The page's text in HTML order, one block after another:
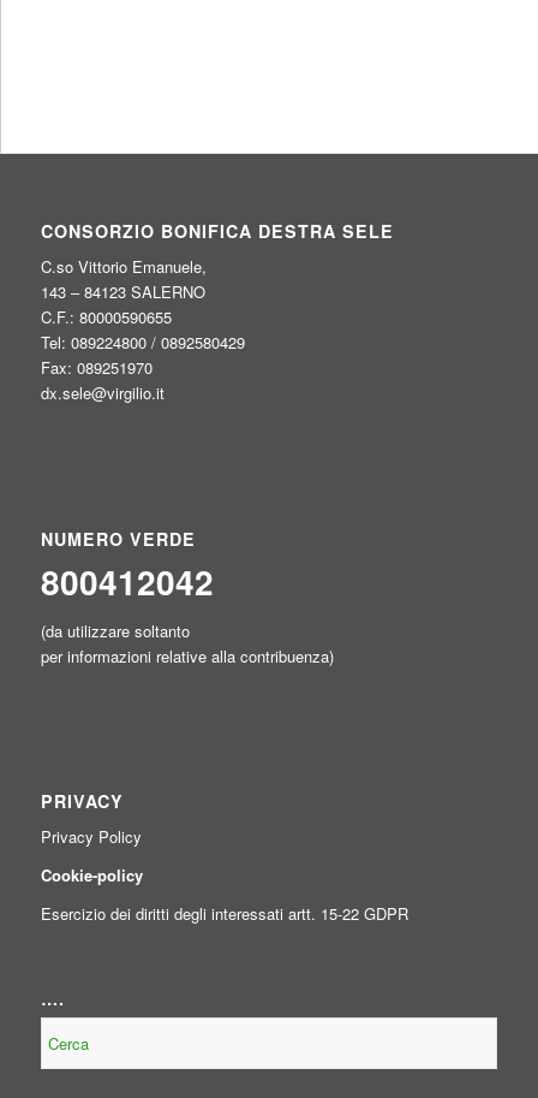
CONSORZIO BONIFICA DESTRA SELE
C.so Vittorio Emanuele,
143 – 84123 SALERNO
C.F.: 80000590655
Tel: 089224800 / 0892580429
Fax: 089251970
dx.sele@virgilio.it
NUMERO VERDE
800412042
(da utilizzare soltanto
per informazioni relative alla contribuenza)
PRIVACY
Privacy Policy
Cookie-policy
Esercizio dei diritti degli interessati artt. 15-22 GDPR
….